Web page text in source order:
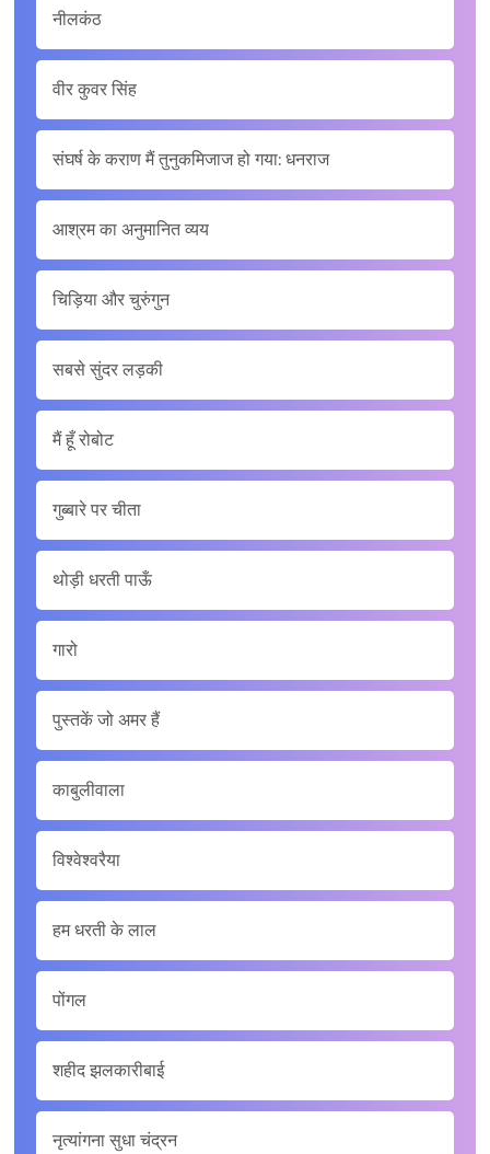
नीलकंठ
वीर कुवर सिंह
संघर्ष के कराण मैं तुनुकमिजाज हो गया: धनराज
आश्रम का अनुमानित व्यय
चिड़िया और चुरुंगुन
सबसे सुंदर लड़की
मैं हूँ रोबोट
गुब्बारे पर चीता
थोड़ी धरती पाऊँ
गारो
पुस्तकें जो अमर हैं
काबुलीवाला
विश्वेश्वरैया
हम धरती के लाल
पोंगल
शहीद झलकारीबाई
नृत्यांगना सुधा चंद्रन